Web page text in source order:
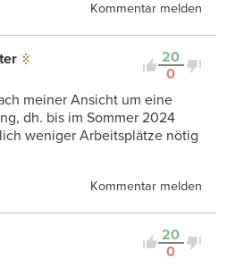
Kommentar melden
20
0
meiner Ansicht um eine
dh. bis im Sommer 2024
weniger Arbeitsplätze nötig
Kommentar melden
20
0